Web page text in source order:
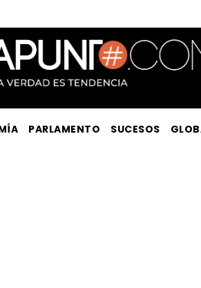
PARLAMENTO SUCESOS